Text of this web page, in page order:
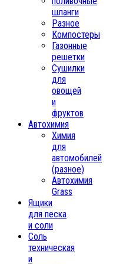
шланги
Разное
Компостеры
Газонные
решетки
Сушилки
для
овощей
и
фруктов
Автохимия
Химия
для
автомобилей
(разное)
Автохимия
Grass
Ящики
для песка
и соли
Соль
техническая
и